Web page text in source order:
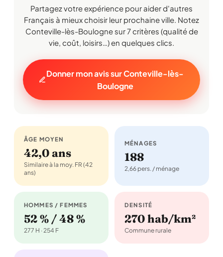
Partagez votre expérience pour aider d'autres
Français à mieux choisir leur prochaine ville. Notez
Conteville-lès-Boulogne sur 7 critères (qualité de
vie, coût, loisirs…) en quelques clics.
Donner mon avis sur Conteville-lès-
Boulogne
ÂGE MOYEN
42,0 ans
Similaire à la moy. FR (42
ans)
MÉNAGES
188
2,66 pers. / ménage
HOMMES / FEMMES
52 % / 48 %
277 H · 254 F
DENSITÉ
270 hab/km²
Commune rurale